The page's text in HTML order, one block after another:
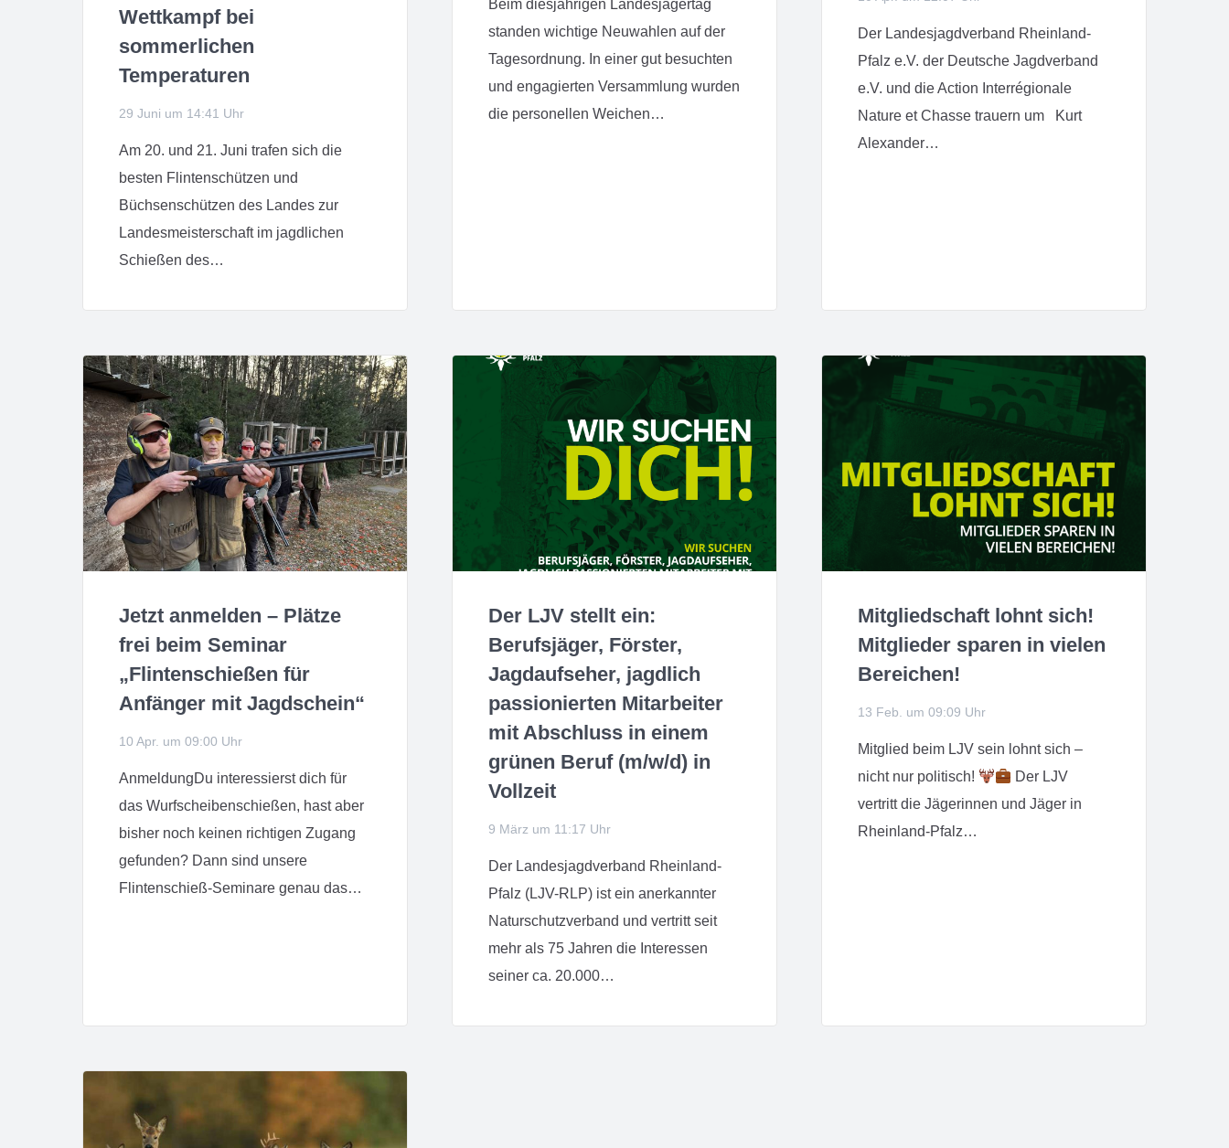
Wettkampf bei
sommerlichen
Temperaturen
29 Juni um 14:41 Uhr
Am 20. und 21. Juni trafen sich die
besten Flintenschützen und
Büchsenschützen des Landes zur
Landesmeisterschaft im jagdlichen
Schießen des…
Beim diesjährigen Landesjägertag
standen wichtige Neuwahlen auf der
Tagesordnung. In einer gut besuchten
und engagierten Versammlung wurden
die personellen Weichen…
Der Landesjagdverband Rheinland-
Pfalz e.V. der Deutsche Jagdverband
e.V. und die Action Interrégionale
Nature et Chasse trauern um Kurt
Alexander…
Jetzt anmelden – Plätze
frei beim Seminar
„Flintenschießen für
Anfänger mit Jagdschein“
10 Apr. um 09:00 Uhr
AnmeldungDu interessierst dich für
das Wurfscheibenschießen, hast aber
bisher noch keinen richtigen Zugang
gefunden? Dann sind unsere
Flintenschieß-Seminare genau das…
Der LJV stellt ein:
Berufsjäger, Förster,
Jagdaufseher, jagdlich
passionierten Mitarbeiter
mit Abschluss in einem
grünen Beruf (m/w/d) in
Vollzeit
9 März um 11:17 Uhr
Der Landesjagdverband Rheinland-
Pfalz (LJV-RLP) ist ein anerkannter
Naturschutzverband und vertritt seit
mehr als 75 Jahren die Interessen
seiner ca. 20.000…
Mitgliedschaft lohnt sich!
Mitglieder sparen in vielen
Bereichen!
13 Feb. um 09:09 Uhr
Mitglied beim LJV sein lohnt sich –
nicht nur politisch!
Der LJV
vertritt die Jägerinnen und Jäger in
Rheinland-Pfalz…